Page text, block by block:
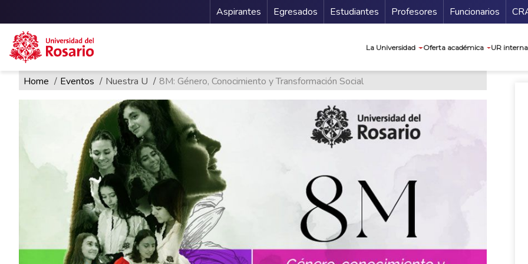
Pasar al contenido principal
Menu Secundario
Aspirantes Egresados Estudiantes Profesores Funcionarios
La Universidad Oferta académica UR
Ruta de navegación
Home Eventos Nuestra U 8M: Género, Conocimiento y Transformación Social